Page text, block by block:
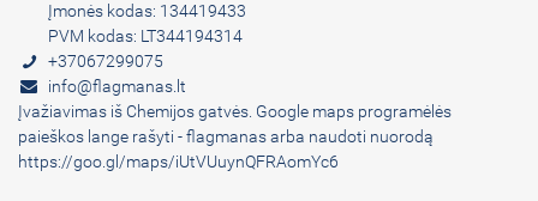
Įmonės kodas: 134419433
PVM kodas: LT344194314
+37067299075
info@flagmanas.lt
Įvažiavimas iš Chemijos gatvės. Google maps programėlės
paieškos lange rašyti - flagmanas arba naudoti nuorodą
https://goo.gl/maps/iUtVUuynQFRAomYc6